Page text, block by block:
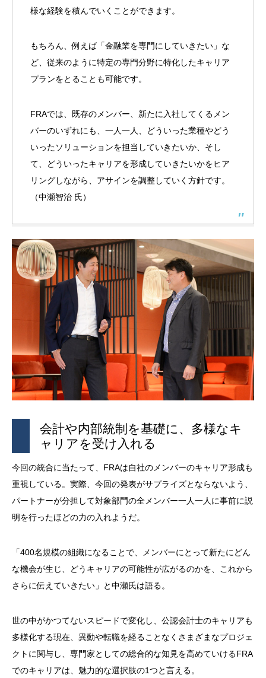
様な経験を積んでいくことができます。
もちろん、例えば「金融業を専門にしていきたい」な
ど、従来のように特定の専門分野に特化したキャリア
プランをとることも可能です。
FRAでは、既存のメンバー、新たに入社してくるメン
バーのいずれにも、一人一人、どういった業種やどう
いったソリューションを担当していきたいか、そし
て、どういったキャリアを形成していきたいかをヒア
リングしながら、アサインを調整していく方針です。
（中瀬智治 氏）
会計や内部統制を基礎に、多様なキ
ャリアを受け入れる
今回の統合に当たって、 FRAは自社のメンバーのキャリア形成も
重視している。実際、今回の発表がサプライズとならないよう、
パートナーが分担して対象部門の全メンバー一人一人に事前に説
明を行ったほどの力の入れようだ。
「400名規模の組織になることで、メンバーにとって新たにどん
な機会が生じ、どうキャリアの可能性が広がるのかを、これから
さらに伝えていきたい」と中瀬氏は語る。
世の中がかつてないスピードで変化し、公認会計士のキャリアも
多様化する現在、異動や転職を経ることなくさまざまなプロジェ
クトに関与し、専門家としての総合的な知見を高めていけるFRA
でのキャリアは、魅力的な選択肢の1つと言える。